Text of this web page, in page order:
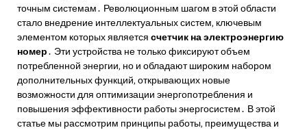
точным системам․ Революционным шагом в этой области
стало внедрение интеллектуальных систем‚ ключевым
элементом которых является счетчик на электроэнергию
номер․ Эти устройства не только фиксируют объем
потребленной энергии‚ но и обладают широким набором
дополнительных функций‚ открывающих новые
возможности для оптимизации энергопотребления и
повышения эффективности работы энергосистем․ В этой
статье мы рассмотрим принципы работы‚ преимущества и